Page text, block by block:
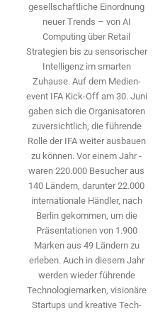
gesellschaftliche Einordnung
neuer Trends – von AI
Computing über Retail
Strategien bis zu sensorischer
Intelligenz im smarten
Zuhause. Auf dem Medien­
event IFA Kick-Off am 30. Juni
gaben sich die Organisatoren
zuversichtlich, die führende
Rolle der IFA weiter ausbauen
zu können. Vor einem Jahr ­
waren 220.000 Besucher aus
140 ­Ländern, ­darunter 22.000
internationale Händler, nach
Berlin gekommen, um die
Präsen­tationen von 1.900
Marken aus 49 Ländern zu
erleben. Auch in diesem Jahr
werden wieder führende
Technologiemarken, visionäre
Startups und ­kreative Tech-